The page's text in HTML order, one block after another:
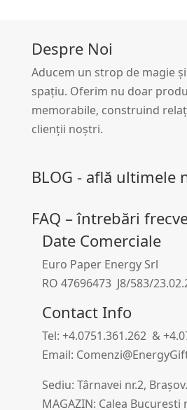
Despre Noi
Aducem un strop de magie
spațiu. Oferim nu doar
memorabile, construind
clienții noștri.
BLOG - află ultimele
FAQ – întrebări
Date Comerciale
Euro Paper Energy Srl
RO 47696473 J8/583/
Contact Info
Tel: +4.0751.361.262 &
Email:
Sediu: Târnavei nr.2, Brașov.
MAGAZIN: Calea Bucuresti